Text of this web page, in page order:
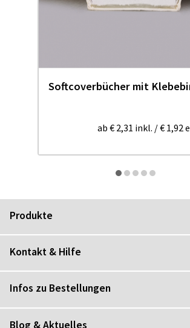
Softcoverbücher mit
ab € 2,31 inkl. /€ 1,92
Produkte
Kontakt & Hilfe
Infos zu Bestellungen
Blog & Aktuelles